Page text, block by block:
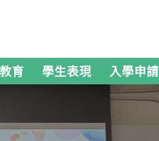
育 學生表現 入學申請